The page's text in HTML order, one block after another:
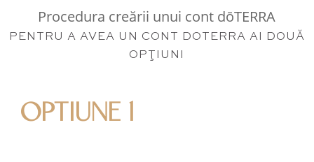
Procedura creării unui cont dōTERRA
PENTRU A AVEA UN CONT DOTERRA AI DOUĂ
OPŢIUNI
OPTIUNE 1